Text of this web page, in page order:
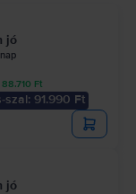
jó
Ft
91.990 Ft
jó